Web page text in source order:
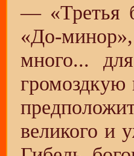
— «Третья
«До-
много...
великого и